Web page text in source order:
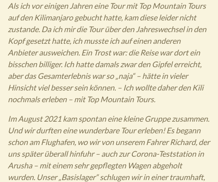
Als ich vor einigen Jahren eine Tour mit Top Mountain Tours
auf den Kilimanjaro gebucht hatte, kam diese leider nicht
zustande. Da ich mir die Tour über den Jahreswechsel in den
Kopf gesetzt hatte, ich musste ich auf einen anderen
Anbieter ausweichen. Ein Trost war: die Reise war dort ein
bisschen billiger. Ich hatte damals zwar den Gipfel erreicht,
aber das Gesamterlebnis war so „naja“ – hätte in vieler
Hinsicht viel besser sein können. – Ich wollte daher den Kili
nochmals erleben – mit Top Mountain Tours.
Im August 2021 kam spontan eine kleine Gruppe zusammen.
Und wir durften eine wunderbare Tour erleben! Es begann
schon am Flughafen, wo wir von unserem Fahrer Richard, der
uns später überall hinfuhr – auch zur Corona-Teststation in
Arusha – mit einem sehr gepflegten Wagen abgeholt
wurden. Unser „Basislager“ schlugen wir in einer traumhaft,